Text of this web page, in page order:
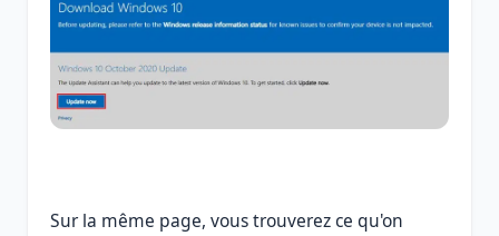
Sur la même page, vous trouverez ce qu'on